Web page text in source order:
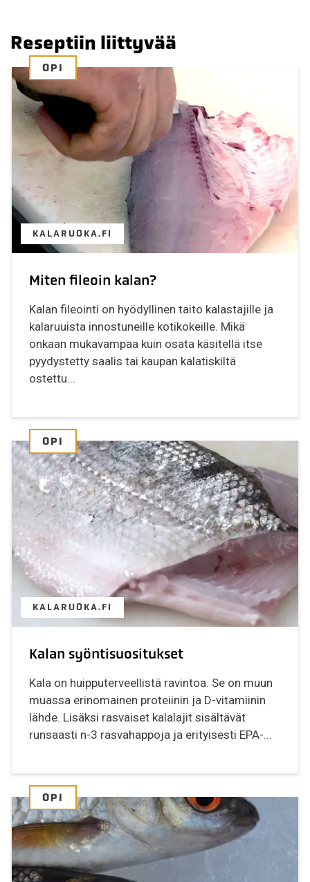
Reseptiin liittyvää
OPI
KALARUOKA.FI
Miten fileoin kalan?
Kalan fileointi on hyödyllinen taito kalastajille ja
kalaruuista innostuneille kotikokeille. Mikä
onkaan mukavampaa kuin osata käsitellä itse
pyydystetty saalis tai kaupan kalatiskiltä
ostettu...
OPI
KALARUOKA.FI
Kalan syöntisuositukset
Kala on huipputerveellistä ravintoa. Se on muun
muassa erinomainen proteiinin ja D-vitamiinin
lähde. Lisäksi rasvaiset kalalajit sisältävät
runsaasti n-3 rasvahappoja ja erityisesti EPA-...
OPI